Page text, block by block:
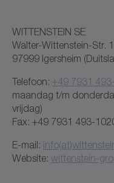
WITTENSTEIN SE
Walter-Wittenstein-Str. 1
97999 Igersheim
Telefoon: +49 7931
maandag t/m
vrijdag)
Fax: +49 7931 493-
E-mail:
Website: wittenstein-